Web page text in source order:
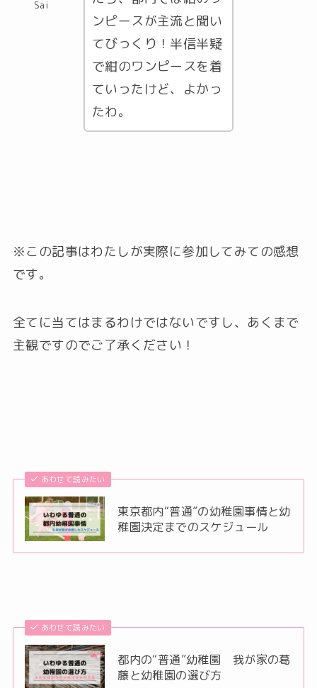
Sai
ンピースが主流と聞い
てびっくり！半信半疑
で紺のワンピースを着
ていったけど、よかっ
たわ。
※この記事はわたしが実際に参加してみての感想
です。
全てに当てはまるわけではないですし、あくまで
主観ですのでご了承ください！
あわせて読みたい
東京都内“普通”の幼稚園事情と幼
稚園決定までのスケジュール
あわせて読みたい
都内の“普通”幼稚園 我が家の葛
藤と幼稚園の選び方